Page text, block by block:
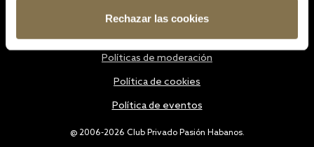
Rechazar las cookies
@ 2006-2026 Club Privado Pasión Habanos.
Políticas de moderación
Política de cookies
Política de eventos